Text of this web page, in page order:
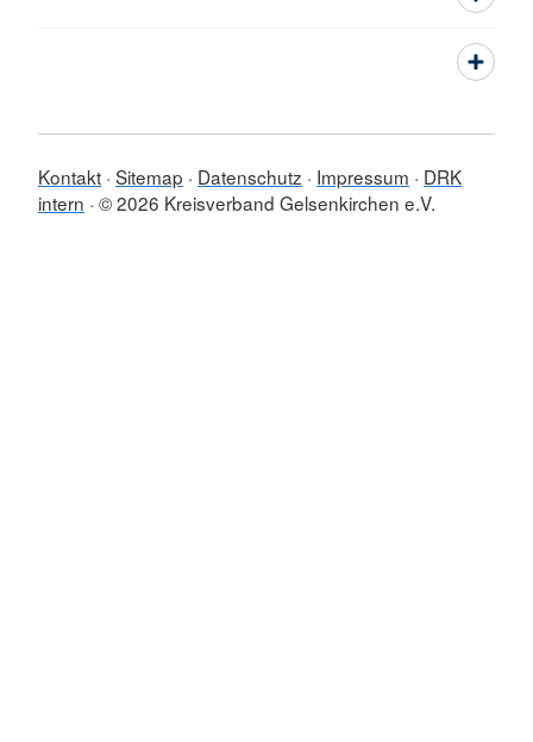
Kontakt Sitemap Datenschutz Impressum
DRK
intern © 2026 Kreisverband Gelsenkirchen e.V.